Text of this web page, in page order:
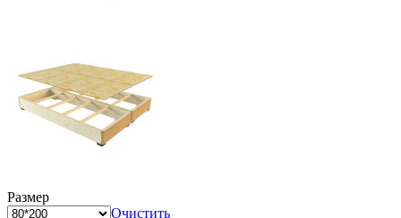
Размер
Очистить